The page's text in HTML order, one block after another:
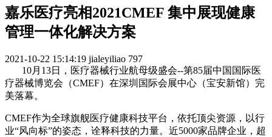
嘉乐医疗亮相2021CMEF 集中展现健康
管理一体化解决方案
2021-10-22 15:14:19 jialeyiliao 797
10月13日，医疗器械行业航母级盛会--第85届中国国际医
疗器械博览会（CMEF）在深圳国际会展中心（宝安新馆）完
美落幕。
CMEF作为全球旗舰医疗健康科技平台，依托顶尖资源，以行
业“风向标”的姿态，诠释科技的力量。近5000家品牌企业，超